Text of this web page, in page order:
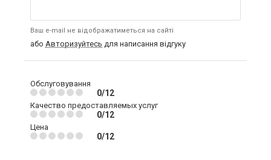
Ваш e-mail не відображатиметься на сайті
або Авторизуйтесь для написання відгуку
Обслуговування
0/12
Качество предоставляемых услуг
0/12
Цена
0/12